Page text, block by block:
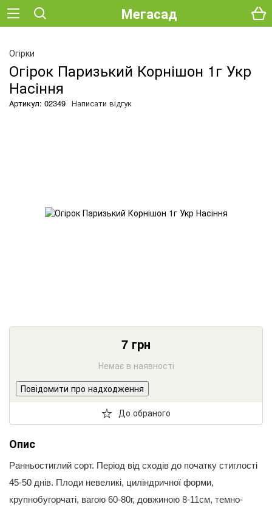
Мегасад
Огірки
Огірок Паризький Корнішон 1г Укр
Насіння
Артикул: 02349 Написати відгук
7 грн
Немає в наявності
Повідомити про надходження
До обраного
Опис
Ранньостиглий сорт. Період від сходів до початку стиглості
45-50 днів. Плоди невеликі, циліндричної форми,
крупнобугорчаті, вагою 60-80г, довжиною 8-11см, темно-